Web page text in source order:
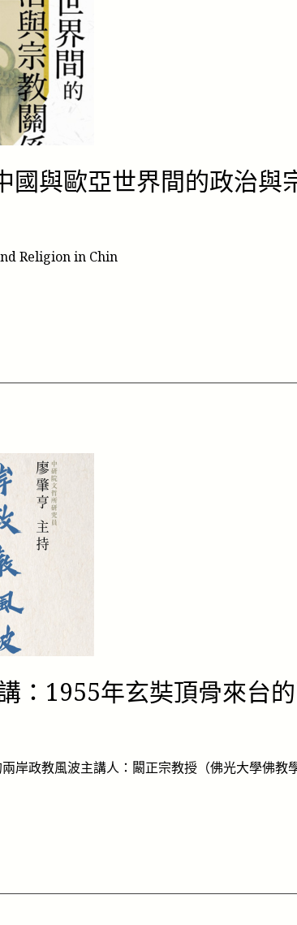
國與歐亞世界間的政治與
Religion in Chin
：1955年玄奘頂骨來台
岸政教風波主講人：闞正宗教授（佛光大學佛教